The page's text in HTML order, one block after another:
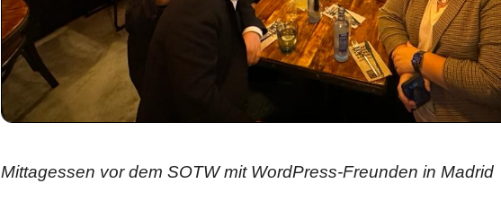
Mittagessen vor dem SOTW mit WordPress-Freunden in Madrid